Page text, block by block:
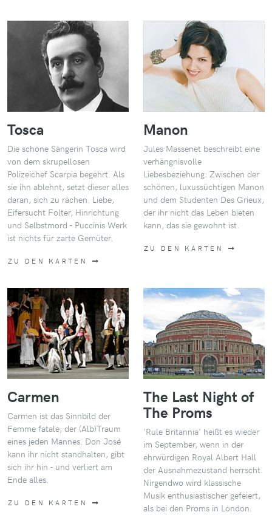
Tosca
Die schöne Sängerin Tosca wird
von dem skrupellosen
Polizeichef Scarpia begehrt. Als
sie ihn ablehnt, setzt dieser alles
daran, sich zu rächen. Liebe,
Eifersucht Folter, Hinrichtung
und Selbstmord - Puccinis Werk
ist nichts für zarte Gemüter.
ZU DEN KARTEN
Manon
Jules Massenet beschreibt eine
verhängnisvolle
Liebesbeziehung: Zwischen der
schönen, luxussüchtigen Manon
und dem Studenten Des Grieux,
der ihr nicht das Leben bieten
kann, das sie gewohnt ist.
ZU DEN KARTEN
Carmen
Carmen ist das Sinnbild der
Femme fatale, der (Alb)Traum
eines jeden Mannes. Don José
kann ihr nicht standhalten, gibt
sich ihr hin - und verliert am
Ende alles.
ZU DEN KARTEN
The Last Night of
The Proms
'Rule Britannia' heißt es wieder
im September, wenn in der
ehrwürdigen Royal Albert Hall
der Ausnahmezustand herrscht.
Nirgendwo wird klassische
Musik enthusiastischer gefeiert,
als bei den Proms in London.